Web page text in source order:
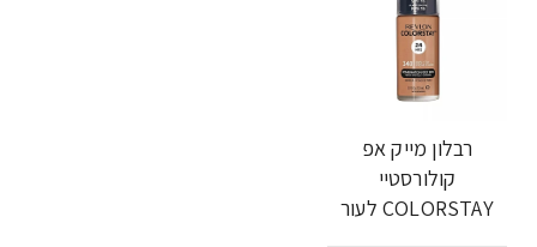
רבלון מייק אפ
קולורסטיי
COLORSTAY לעור